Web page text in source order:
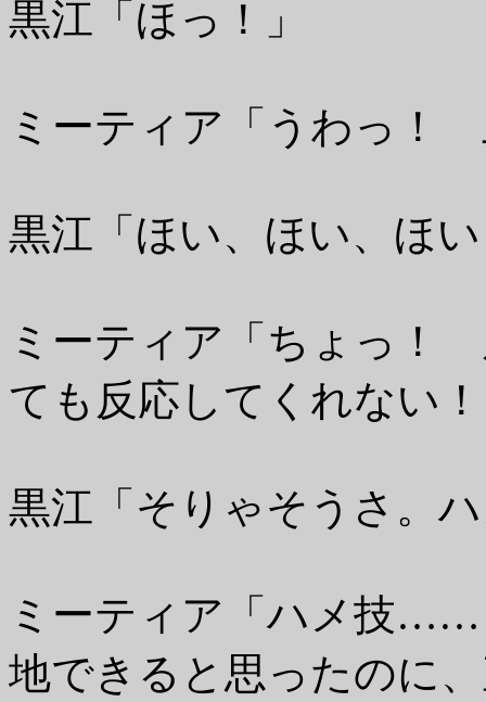
黒江「ほっ！」
ミーティア「うわっ！
黒江「ほい、ほい、ほ
ミーティア「ちょっ
ても反応してくれない
黒江「そりゃそうさ。
ミーティア「ハメ技
地できると思ったのに